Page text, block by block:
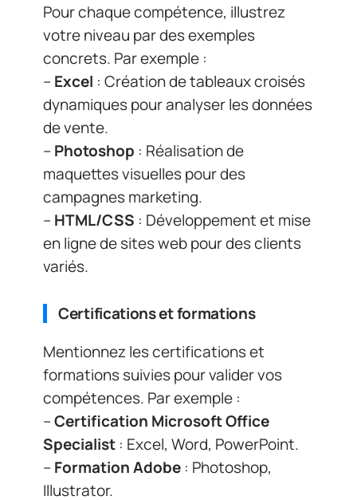
Pour chaque compétence, illustrez
votre niveau par des exemples
concrets. Par exemple :
– Excel : Création de tableaux croisés
dynamiques pour analyser les données
de vente.
– Photoshop : Réalisation de
maquettes visuelles pour des
campagnes marketing.
– HTML/CSS : Développement et mise
en ligne de sites web pour des clients
variés.
Certifications et formations
Mentionnez les certifications et
formations suivies pour valider vos
compétences. Par exemple :
–Certification Microsoft Office
Specialist : Excel, Word, PowerPoint.
– Formation Adobe : Photoshop,
Illustrator.